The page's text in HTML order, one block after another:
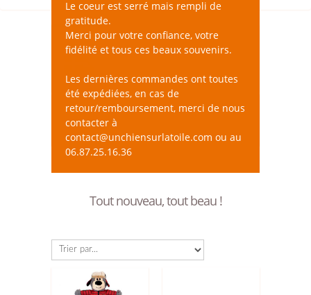
Le coeur est serré mais rempli de
gratitude.
Merci pour votre confiance, votre
fidélité et tous ces beaux souvenirs.
Les dernières commandes ont toutes
été expédiées, en cas de
retour/remboursement, merci de nous
contacter à
contact@unchiensurlatoile.com ou au
06.87.25.16.36
Frais de port offerts
dès 99 € d'achat en France Métropolitaine
Tout nouveau, tout beau !